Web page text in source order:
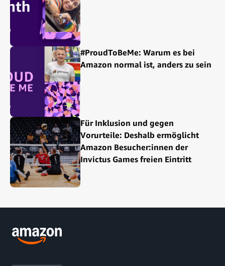
#ProudToBeMe: Warum es bei
Amazon normal ist, anders zu sein
Für Inklusion und gegen
Vorurteile: Deshalb ermöglicht
Amazon Besucher:innen der
Invictus Games freien Eintritt